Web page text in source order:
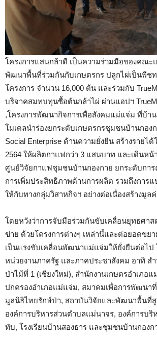
โครงการแสนกล้าดี เป็นความร่วมมือของคณะ
พัฒนาพื้นที่ร่วมกันกับเกษตรกร ปลูกไผ่เป็นพืชท
โครงการ จำนวน 16,000 ต้น และร่วมกับ
บริจาคสมทบทุนซื้อต้นกล้าไผ่ ผ่านแอปฯ
,โครงการพัฒนากิจการเพื่อสังคมแม่แจ่ม ที่บ้า
โมเดลนำร่องยกระดับเกษตรกรชุมชนบ้านกอง
Social Enterprise ด้านความยั่งยืน สร้างรายไ
2564 ให้ผลิตกาแฟกว่า 3 แสนบาท และเดินห
ศูนย์วิจัยกาแฟชุมชนบ้านกองกาย ยกระดับกา
การเพิ่มประสิทธิภาพด้านการผลิต รวมถึงการแ
ให้กับทางกลุ่มวิสาหกิจฯ อย่างต่อเนื่องสร้างมูล
โดยหวังว่าการจับมือร่วมกันขับเคลื่อนยุทธศา
ข่าย ด้วยโครงการต่างๆ เหล่านี้และต่อยอดขย
เป็นแรงขับเคลื่อนพัฒนาแม่แจ่มให้ยั่งยืนต่อไป
หน่วยงานภาครัฐ และภาคประชาสังคม อาทิ ส
ป่าไม้ที่ 1 (เชียงใหม่), สำนักงานเกษตรอำเภอ
ปกครองอำเภอแม่แจ่ม, สมาคมเพื่อการพัฒนา
มูลนิธิไทยรักษ์ป่า, สถาบันวิจัยและพัฒนาพื้นที่สู
องค์การบริหารส่วนตำบลแม่นาจร, องค์การบริ
ทับ, โรงเรียนบ้านสองธาร และชุมชนบ้านกองก